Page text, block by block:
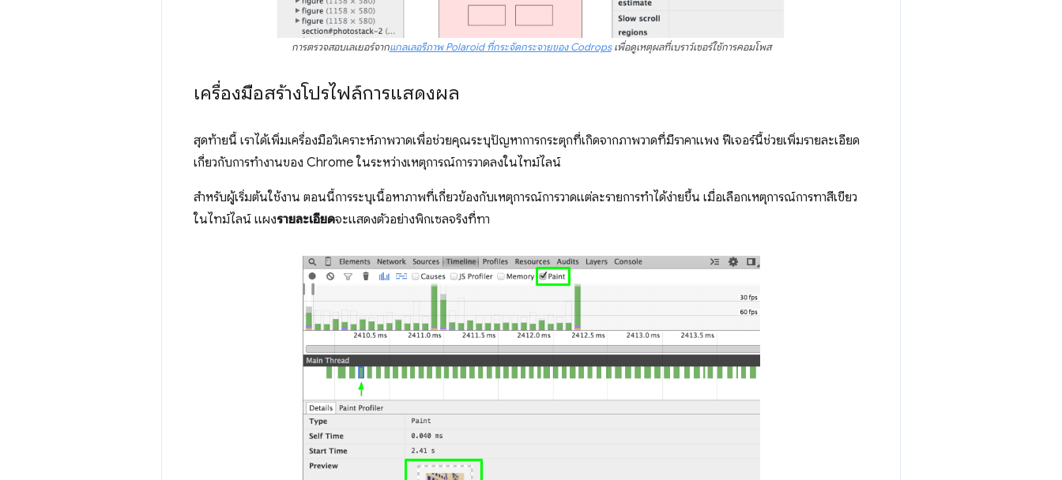
การตรวจสอบเลเยอร์จากแกลเลอรีภาพ Polaroid ที่กระจัดกระจายของ Codropsเพื่อดูเหตุผลที่เบราว์เซอร์ใช้การคอมโพส
เครื่องมือสร้างโปรไฟล์การแสดงผล
สุดท้ายนี้ เราได้เพิ่มเครื่องมือวิเคราะห์ภาพวาดเพื่อช่วยคุณระบุปัญหาการกระตุกที่เกิดจากภาพวาดที่มีราคาแพง ฟีเจอร์นี้ช่วยเพิ่มรายละเอียด
เกี่ยวกับการทำงานของ Chrome ในระหว่างเหตุการณ์การวาดลงในไทม์ไลน์
สำหรับผู้เริ่มต้นใช้งาน ตอนนี้การระบุเนื้อหาภาพที่เกี่ยวข้องกับเหตุการณ์การวาดแต่ละรายการทำได้ง่ายขึ้น เมื่อเลือกเหตุการณ์การทาสีเขียว
ในไทม์ไลน์ แผงรายละเอียดจะแสดงตัวอย่างพิกเซลจริงที่ทา